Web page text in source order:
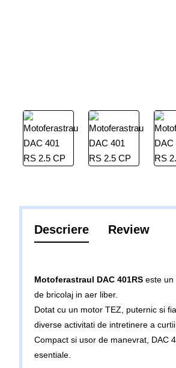
Descriere Review
Motoferastraul DAC 401RS este un
de bricolaj in aer liber.
Dotat cu un motor TEZ, puternic si
diverse activitati de intretinere a curtii.
Compact si usor de manevrat, DAC
esentiale.